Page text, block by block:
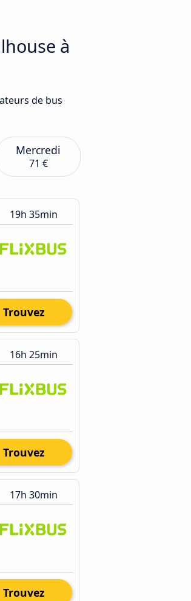
à
de bus
Mercredi
71 €
19h 35min
Trouvez
16h 25min
Trouvez
17h 30min
Trouvez